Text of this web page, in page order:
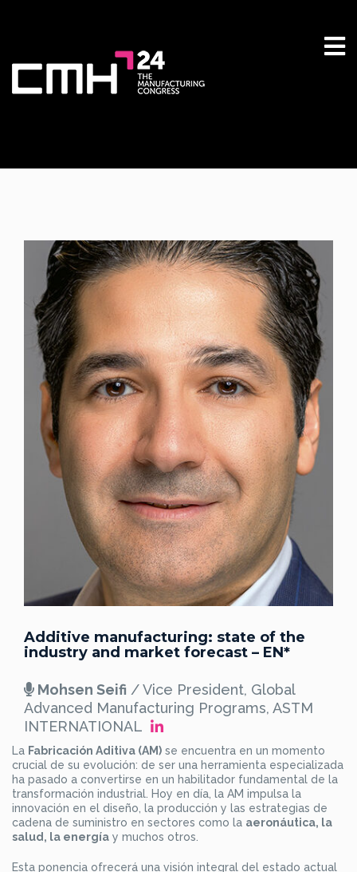
Additive manufacturing: state of the
industry and market forecast – EN*
Mohsen Seifi / Vice President, Global
Advanced Manufacturing Programs, ASTM
INTERNATIONAL
La Fabricación Aditiva (AM) se encuentra en un momento
crucial de su evolución: de ser una herramienta especializada
ha pasado a convertirse en un habilitador fundamental de la
transformación industrial. Hoy en día, la AM impulsa la
innovación en el diseño, la producción y las estrategias de
cadena de suministro en sectores como la aeronáutica, la
salud, la energía y muchos otros.
Esta ponencia ofrecerá una visión integral del estado actual